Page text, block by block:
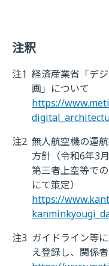
注釈
注1 経済産業省「デ
画」について
https://
注2 無人航空機の運
方針（令和6年3
第三者上空等で
にて策定）
https://
注3 ガイドライン等
え登録し、関係